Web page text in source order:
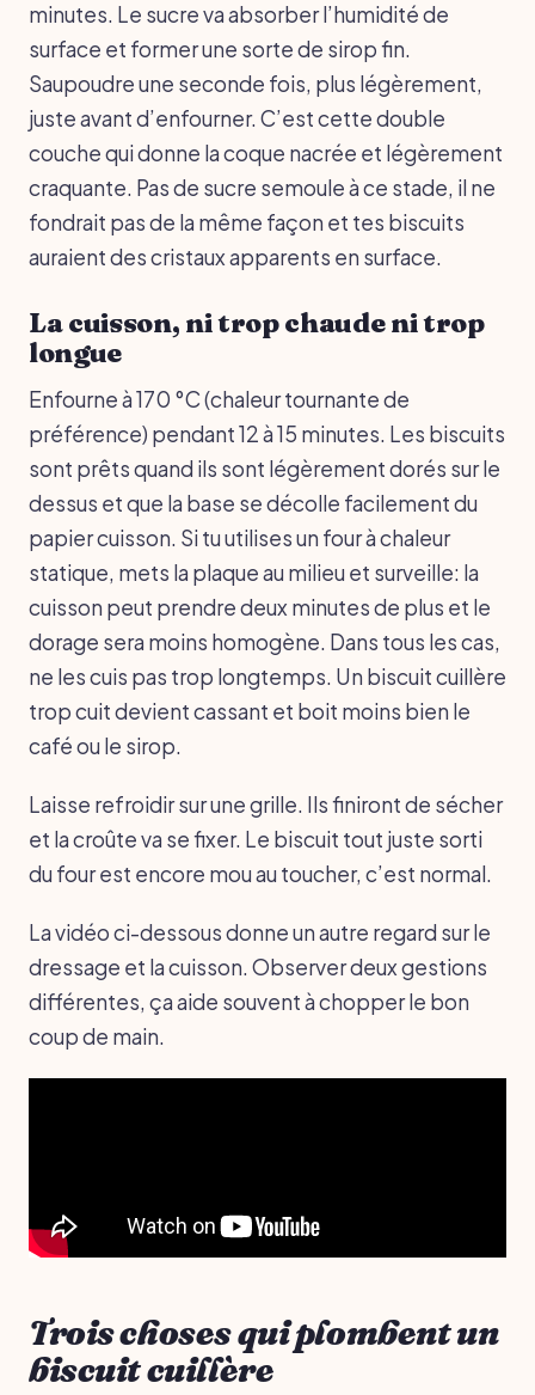
minutes. Le sucre va absorber l’humidité de
surface et former une sorte de sirop fin.
Saupoudre une seconde fois, plus légèrement,
juste avant d’enfourner. C’est cette double
couche qui donne la coque nacrée et légèrement
craquante. Pas de sucre semoule à ce stade, il ne
fondrait pas de la même façon et tes biscuits
auraient des cristaux apparents en surface.
La cuisson, ni trop chaude ni trop
longue
Enfourne à 170 °C (chaleur tournante de
préférence) pendant 12 à 15 minutes. Les biscuits
sont prêts quand ils sont légèrement dorés sur le
dessus et que la base se décolle facilement du
papier cuisson. Si tu utilises un four à chaleur
statique, mets la plaque au milieu et surveille: la
cuisson peut prendre deux minutes de plus et le
dorage sera moins homogène. Dans tous les cas,
ne les cuis pas trop longtemps. Un biscuit cuillère
trop cuit devient cassant et boit moins bien le
café ou le sirop.
Laisse refroidir sur une grille. Ils finiront de sécher
et la croûte va se fixer. Le biscuit tout juste sorti
du four est encore mou au toucher, c’est normal.
La vidéo ci-dessous donne un autre regard sur le
dressage et la cuisson. Observer deux gestions
différentes, ça aide souvent à chopper le bon
coup de main.
Trois choses qui plombent un
biscuit cuillère